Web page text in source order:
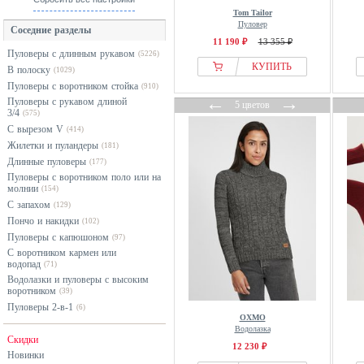
Armani Exchange
Armedangels
Armor lux
B.Young
BALL
Balmohk
Barbour
BAUM UND PFERDGARTEN
BDG Urban Outfitters
BEAUUT
BELLEMERE
Betty & Co
Betty Barclay
BHOEM
Bimba Y Lola
разноцветный
розовый
серый
фиолетовый
хаки
черный
Соседние разделы
Пуловеры с длинным рукавом (5226)
В полоску (1029)
Пуловеры с воротником стойка (910)
Пуловеры с рукавом длиной
3/4 (575)
С вырезом V (414)
Жилетки и пуландеры (181)
Длинные пуловеры (177)
Пуловеры с воротником поло или на
молнии (154)
С запахом (129)
Пончо и накидки (102)
Пуловеры с капюшоном (97)
С воротником кармен или
водопад (71)
Водолазки и пуловеры с высоким
воротником (39)
Пуловеры 2-в-1 (6)
Скидки
Новинки
Tom Tailor
Пуловер
11 190 ₽ 13 355 ₽
КУПИТЬ
←5 цветов→
OXMO
Водолазка
12 230 ₽